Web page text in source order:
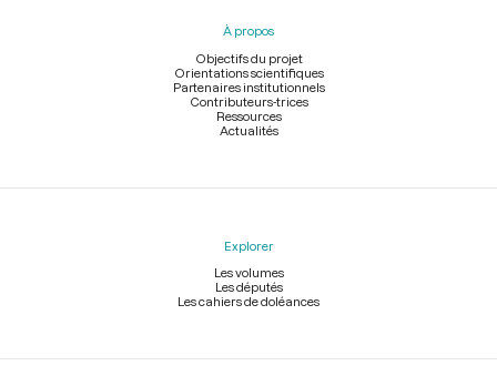
À propos
Objectifs du projet
Orientations scientifiques
Partenaires institutionnels
Contributeurs-trices
Ressources
Actualités
Explorer
Les volumes
Les députés
Les cahiers de doléances